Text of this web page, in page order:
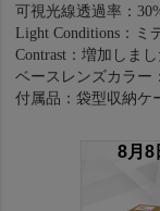
可視光線透過率：
Light Conditions：ミ
Contrast：増加しまし
ベースレンズカラー
付属品：袋型収納ケ